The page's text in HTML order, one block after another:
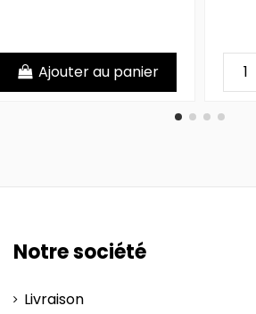
Ajouter au panier
Notre société
Livraison